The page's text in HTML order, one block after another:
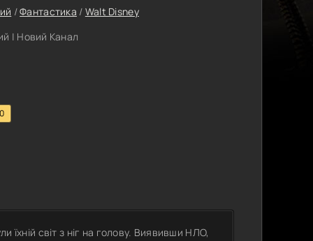
/Фантастика / Walt Disney
| Новий Канал
їхній світ з ніг на голову. Виявивши НЛО,